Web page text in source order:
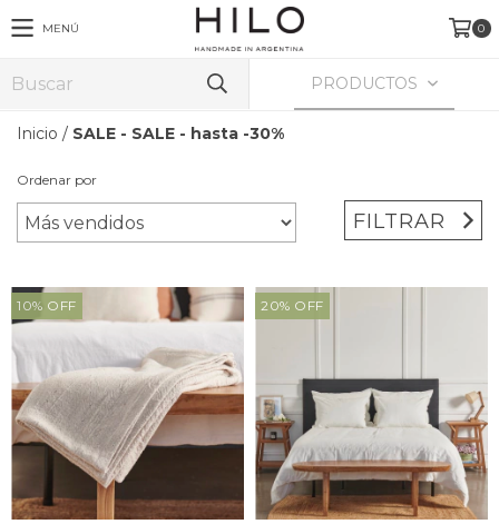
MENÚ 0
PRODUCTOS
Inicio / SALE - SALE - hasta -30%
Ordenar por
FILTRAR
10% OFF 20% OFF